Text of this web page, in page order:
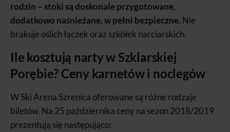
rodzin – stoki są doskonale przygotowane,
dodatkowo naśnieżane, w pełni bezpieczne. Nie
brakuje oślich łączek oraz szkółek narciarskich.
Ile kosztują narty w Szklarskiej
Porębie? Ceny karnetów i noclegów
W Ski Arena Szrenica oferowane są różne rodzaje
biletów. Na 25 października ceny na sezon 2018/2019
prezentują się następująco: